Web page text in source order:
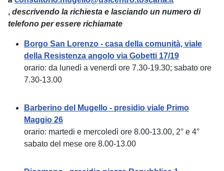
, descrivendo la richiesta e lasciando un numero di
telefono per essere richiamate
Borgo San Lorenzo - casa della comunità, viale
della Resistenza angolo via Gobetti 17/19
orario: da lunedì a venerdì ore 7.30-19.30; sabato ore
7.30-13.00
Barberino del Mugello - presidio viale Primo
Maggio 26
orario: martedi e mercoledì ore 8.00-13.00, 2° e 4°
sabato del mese ore 8.00-13.00